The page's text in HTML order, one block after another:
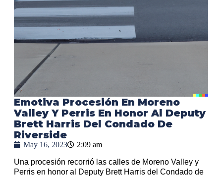
Emotiva Procesión En Moreno
Valley Y Perris En Honor Al Deputy
Brett Harris Del Condado De
Riverside
May 16, 2023 2:09 am
Una procesión recorrió las calles de Moreno Valley y
Perris en honor al Deputy Brett Harris del Condado de